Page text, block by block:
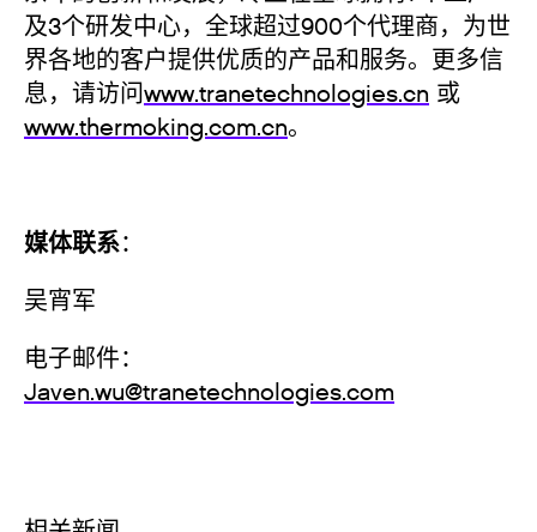
及3个研发中心，全球超过900个代理商，为世
界各地的客户提供优质的产品和服务。更多信
息，请访问www.tranetechnologies.cn 或
www.thermoking.com.cn。
媒体联系：
吴宵军
电子邮件：
Javen.wu@tranetechnologies.com